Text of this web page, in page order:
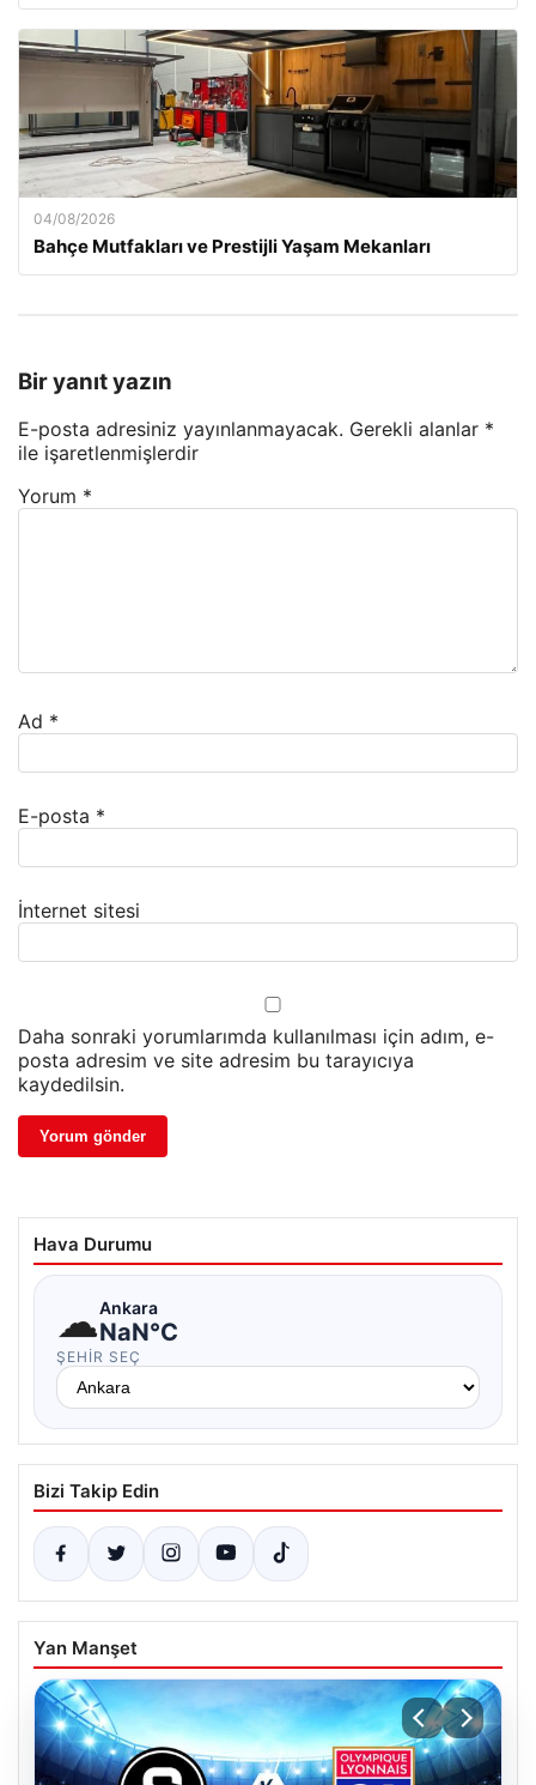
04/08/2026
Bahçe Mutfakları ve Prestijli Yaşam Mekanları
Bir yanıt yazın
E-posta adresiniz yayınlanmayacak. Gerekli alanlar *
ile işaretlenmişlerdir
Yorum *
Ad *
E-posta *
İnternet sitesi
Daha sonraki yorumlarımda kullanılması için adım, e-
posta adresim ve site adresim bu tarayıcıya
kaydedilsin.
Hava Durumu
☁Ankara
NaN°C
ŞEHIR SEÇ
Bizi Takip Edin
Yan Manşet